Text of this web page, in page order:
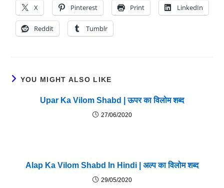
X Pinterest Print LinkedIn
Reddit Tumblr
YOU MIGHT ALSO LIKE
Upar Ka Vilom Shabd | ऊपर का विलोम शब्द
27/06/2020
Alap Ka Vilom Shabd In Hindi | अल्प का विलोम शब्द
29/05/2020